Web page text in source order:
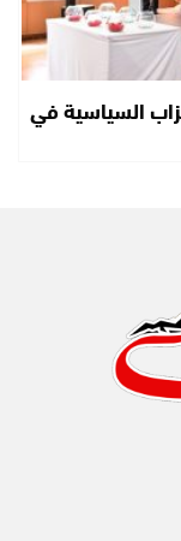
السياسية في